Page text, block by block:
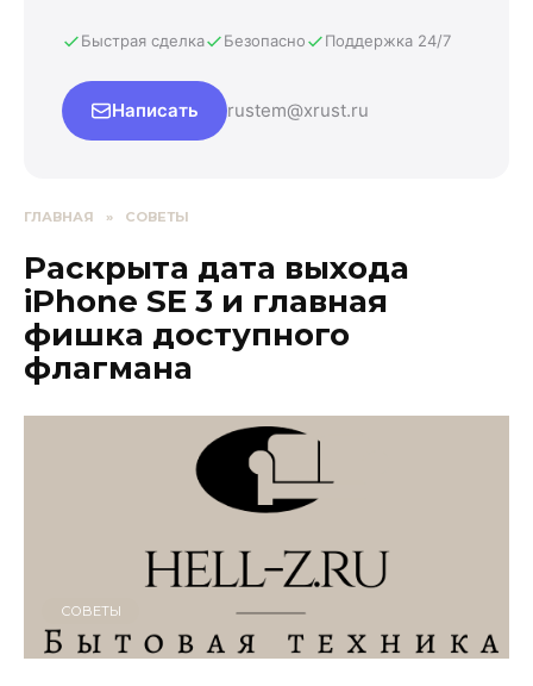
Быстрая сделка Безопасно Поддержка 24/7
Написать rustem@xrust.ru
ГЛАВНАЯ » СОВЕТЫ
Раскрыта дата выхода
iPhone SE 3 и главная
фишка доступного
флагмана
СОВЕТЫ